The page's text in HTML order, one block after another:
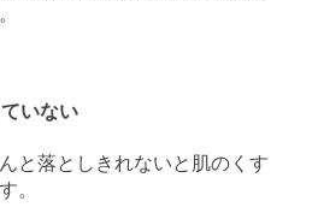
いない
と落としきれないと肌のくす
。